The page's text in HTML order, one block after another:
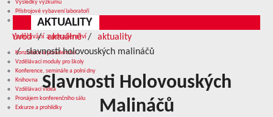
Výsledky výzkumu
Přístrojové vybavení laboratoří
Služby v oblasti výzkumu
Vzdělávání a poradenství
Konzultace a poradenství
Vzdělávací moduly pro školy
Konference, semináře a polní dny
Knihovna
Vzdělávací videa
Pronájem konferenčního sálu
Exkurze a prohlídky
AKTUALITY
úvod aktuálně
aktuality
slavnosti holovouských malináčů
Slavnosti Holovouských
Malináčů